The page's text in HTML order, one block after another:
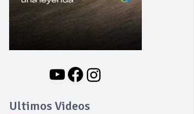
NOVEDADES
Nuevo BMW i3: Y
finalmente el Serie 3
se hizo eléctrico
YouTube
Facebook
Instagram
Ultimos Videos